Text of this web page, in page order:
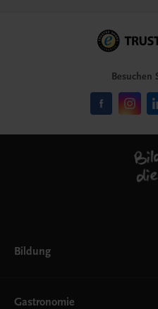
Besuchen
Bildung
AHS
Gastronomie